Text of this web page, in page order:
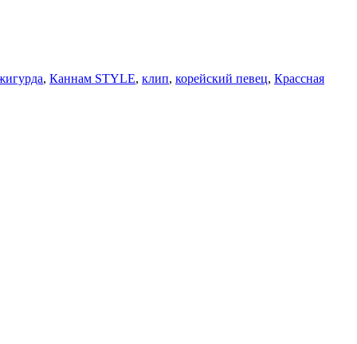
, Каннам STYLE, клип, корейский певец, Крассная